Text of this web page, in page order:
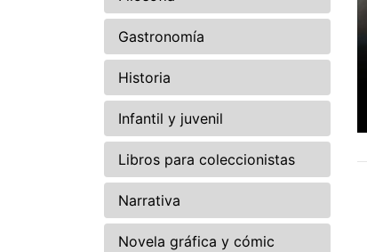
Gastronomía
Historia
Infantil y juvenil
Libros para coleccionistas
Narrativa
Novela gráfica y cómic